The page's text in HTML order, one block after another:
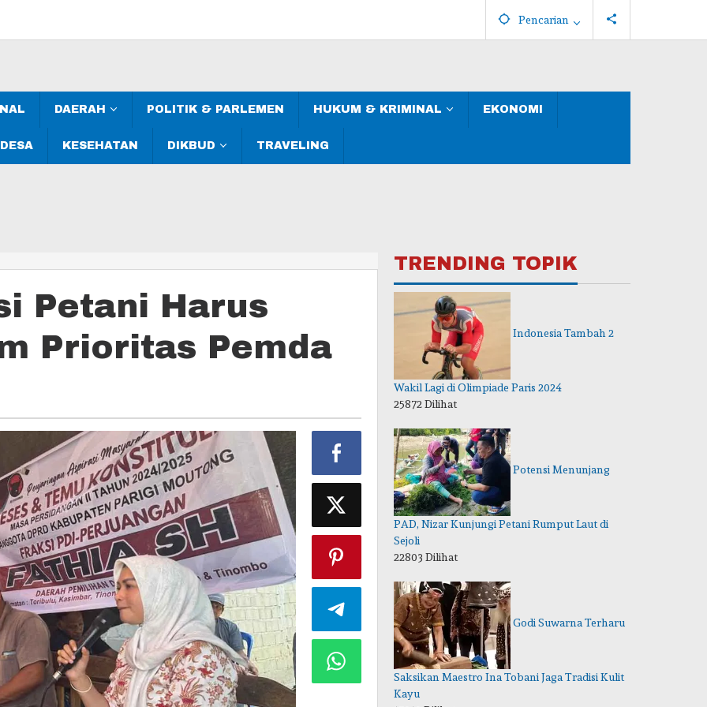
Pencarian
DAERAH POLITIK & PARLEMEN HUKUM & KRIMINAL EKONOMI
KESEHATAN DIKBUD TRAVELING
Petani Harus
Prioritas Pemda
TRENDING TOPIK
Indonesia Tambah 2
Wakil Lagi di Olimpiade Paris 2024
25872 Dilihat
Potensi Menunjang
PAD, Nizar Kunjungi Petani Rumput Laut di
Sejoli
22803 Dilihat
Godi Suwarna Terharu
Saksikan Maestro Ina Tobani Jaga Tradisi Kulit
Kayu